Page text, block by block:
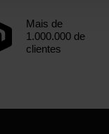
Mais de
1.000.000 de
clientes